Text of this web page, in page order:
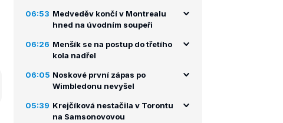
06:53 Medveděv končí v Montrealu
hned na úvodním soupeři
06:26 Menšík se na postup do třetího
kola nadřel
06:05 Noskové první zápas po
Wimbledonu nevyšel
05:39 Krejčíková nestačila v Torontu
na Samsonovovou